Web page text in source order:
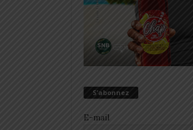
S’abonnez
E-mail